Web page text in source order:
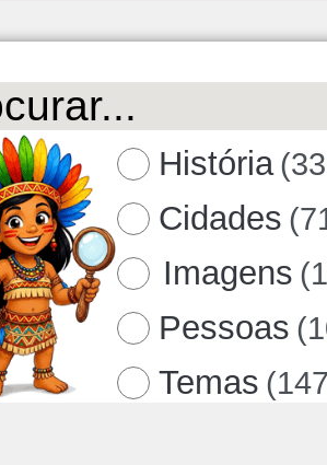
História
Cidades
Imagens
Pessoas
Temas